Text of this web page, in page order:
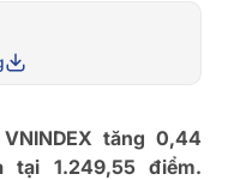
tăng 0,44
tại 1.249,55 điểm.